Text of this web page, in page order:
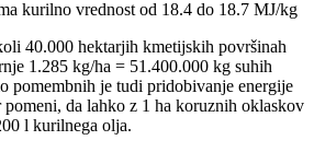
kurilno vrednost od 18.4 do 18.7 MJ/kg
40.000 hektarjih kmetijskih površinah
1.285 kg/ha = 51.400.000 kg suhih
pomembnih je tudi pridobivanje energije
da lahko z 1 ha koruznih oklaskov
l kurilnega olja.